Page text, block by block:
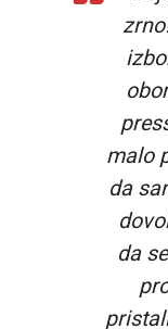
malo
da
da